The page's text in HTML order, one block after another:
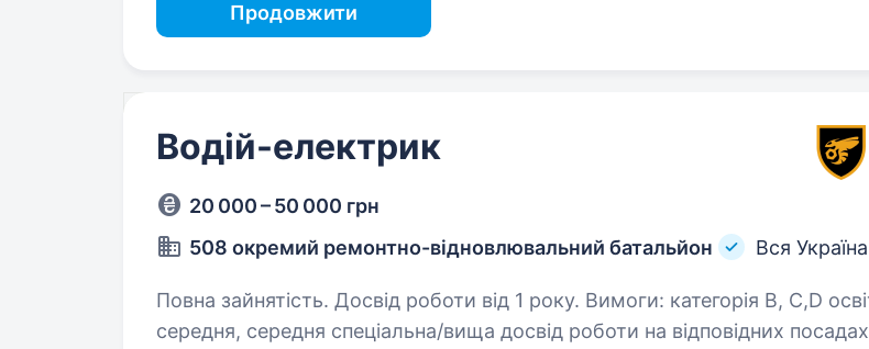
Продовжити
Водій-електрик
20 000 – 50 000 грн
508 окремий ремонтно-відновлювальний батальйон
Вся Україна
Повна зайнятість. Досвід роботи від 1 року. Вимоги: категорія В, С,D освіта:
середня, середня спеціальна/вища досвід роботи на відповідних посадах